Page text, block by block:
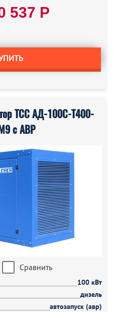
537 Р
ТСС АД-100С-Т400-
с АВР
Сравнить
100 кВт
дизель
автозапуск (авр)